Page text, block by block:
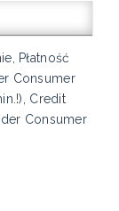
Płatność
Consumer
Credit
Consumer